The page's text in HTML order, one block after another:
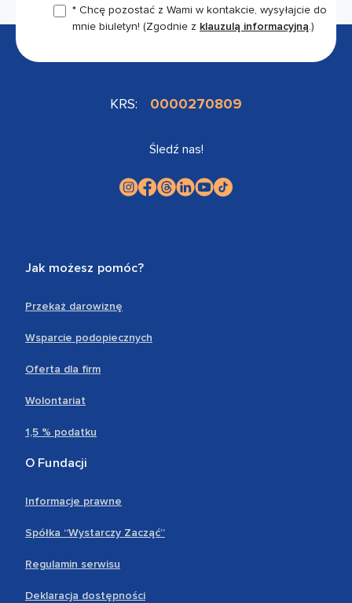
* Chcę pozostać z Wami w kontakcie, wysyłajcie do
mnie biuletyn! (Zgodnie z klauzulą informacyjną.)
KRS: 0000270809
Śledź nas!
Jak możesz pomóc?
Przekaż darowiznę
Wsparcie podopiecznych
Oferta dla firm
Wolontariat
1,5 % podatku
O Fundacji
Informacje prawne
Spółka “Wystarczy Zacząć”
Regulamin serwisu
Deklaracja dostępności